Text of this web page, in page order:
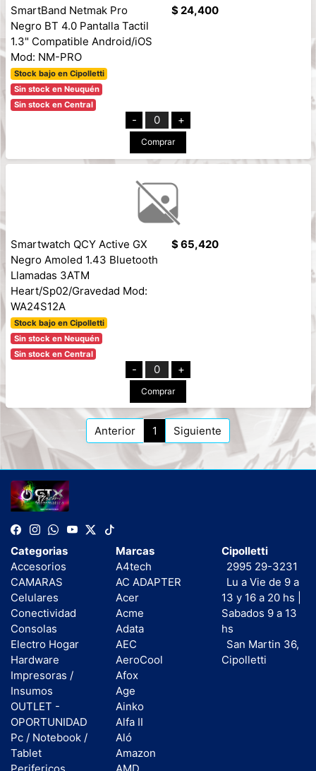
SmartBand Netmak Pro
Negro BT 4.0 Pantalla Tactil
1.3" Compatible Android/iOS
Mod: NM-PRO
Stock bajo en Cipolletti
Sin stock en Neuquén
Sin stock en Central
$ 24,400
- 0 +
Comprar
Smartwatch QCY Active GX
Negro Amoled 1.43 Bluetooth
Llamadas 3ATM
Heart/Sp02/Gravedad Mod:
WA24S12A
Stock bajo en Cipolletti
Sin stock en Neuquén
Sin stock en Central
$ 65,420
- 0 +
Comprar
Anterior 1 Siguiente
Categorias
Accesorios
CAMARAS
Celulares
Conectividad
Consolas
Electro Hogar
Hardware
Impresoras /
Insumos
OUTLET -
OPORTUNIDAD
Pc / Notebook /
Tablet
Perifericos
Marcas
A4tech
AC ADAPTER
Acer
Acme
Adata
AEC
AeroCool
Afox
Age
Ainko
Alfa II
Aló
Amazon
AMD
Cipolletti
2995 29-3231
Lu a Vie de 9 a
13 y 16 a 20 hs |
Sabados 9 a 13
hs
San Martin 36,
Cipolletti